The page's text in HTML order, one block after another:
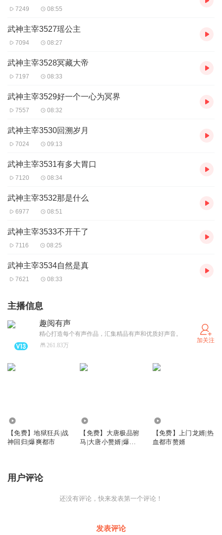
7249 08:55
武神主宰3527瑶公主
7094 08:27
武神主宰3528冥藏大帝
7197 08:33
武神主宰3529好一个一心为冥界
7557 08:32
武神主宰3530回溯岁月
7024 09:13
武神主宰3531有多大胃口
7120 08:34
武神主宰3532那是什么
6977 08:51
武神主宰3533不开干了
7116 08:25
武神主宰3534自然是真
7621 08:33
主播信息
趣阅有声
精心打造每个有声作品，汇集精品有声和优质好声音。
261.83万
加关注
【免费】地狱狂兵|战
神回归|爆爽都市
【免费】大唐极品驸
马|大唐小赘婿|爆笑|
【免费】上门龙婿|热
血都市赘婿
用户评论
还没有评论，快来发表第一个评论！
发表评论